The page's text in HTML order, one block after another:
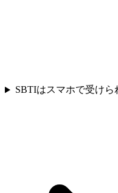
SBTIはスマホで受けら